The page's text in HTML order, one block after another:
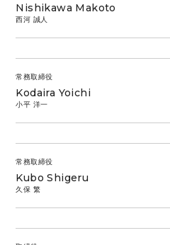
Nishikawa Makoto
西河 誠人
常務取締役
Kodaira Yoichi
小平 洋一
常務取締役
Kubo Shigeru
久保 繁